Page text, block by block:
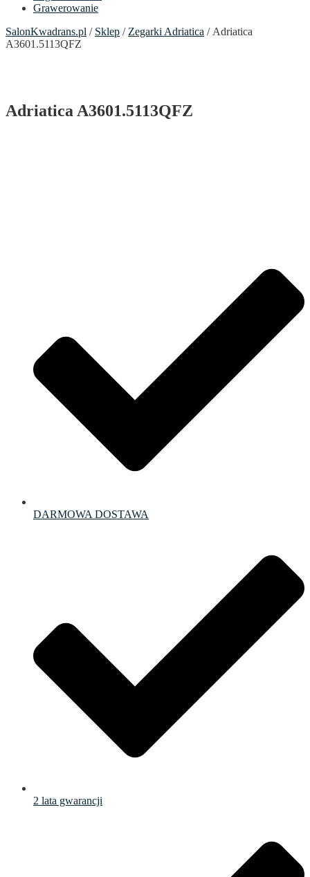
Grawerowanie
SalonKwadrans.pl / Sklep / Zegarki Adriatica / Adriatica
A3601.5113QFZ
Adriatica A3601.5113QFZ
DARMOWA DOSTAWA
2 lata gwarancji